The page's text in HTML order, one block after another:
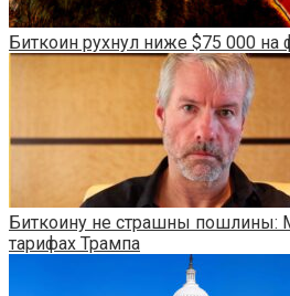
Биткоин рухнул ниже $75 000
Биткоину не страшны пошлины:
тарифах Трампа